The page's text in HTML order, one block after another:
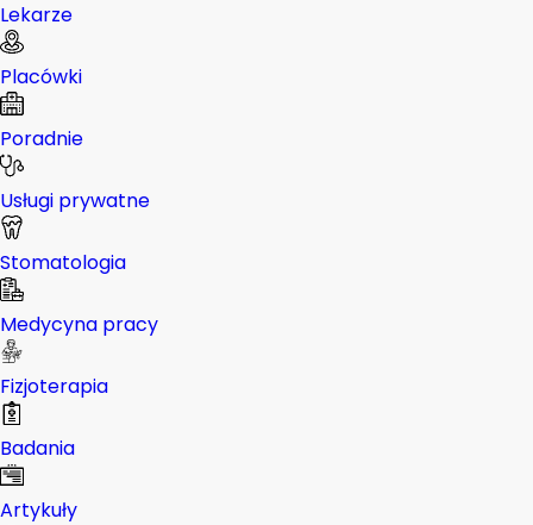
Lekarze
Placówki
Poradnie
Usługi prywatne
Stomatologia
Medycyna pracy
Fizjoterapia
Badania
Artykuły